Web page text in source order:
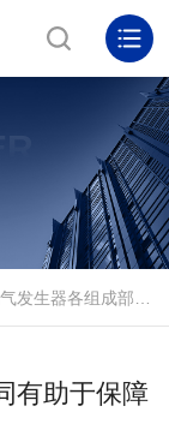
组成部件协同有助于保障供气稳定性
有助于保障